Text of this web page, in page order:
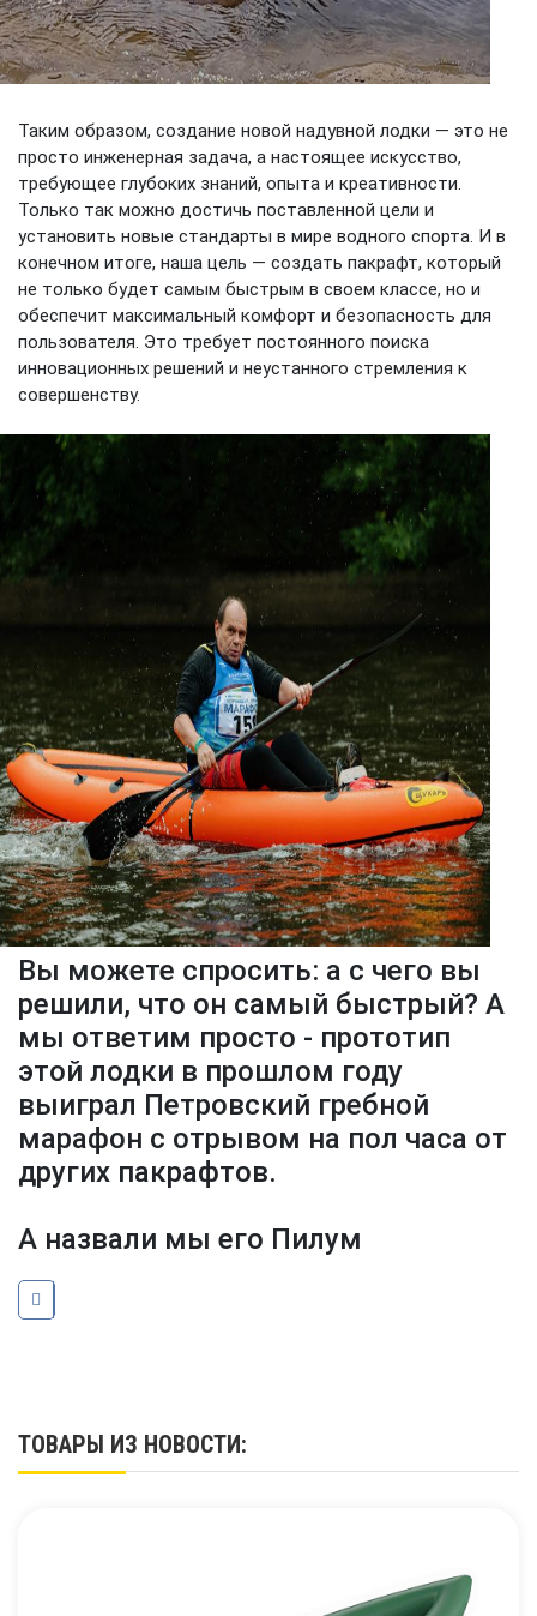
Таким образом, создание новой надувной лодки — это не
просто инженерная задача, а настоящее искусство,
требующее глубоких знаний, опыта и креативности.
Только так можно достичь поставленной цели и
установить новые стандарты в мире водного спорта. И в
конечном итоге, наша цель — создать пакрафт, который
не только будет самым быстрым в своем классе, но и
обеспечит максимальный комфорт и безопасность для
пользователя. Это требует постоянного поиска
инновационных решений и неустанного стремления к
совершенству.
Вы можете спросить: а с чего вы
решили, что он самый быстрый? А
мы ответим просто - прототип
этой лодки в прошлом году
выиграл Петровский гребной
марафон с отрывом на пол часа от
других пакрафтов.
А назвали мы его Пилум
ТОВАРЫ ИЗ НОВОСТИ: